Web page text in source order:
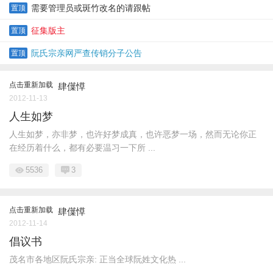
置顶 需要管理员或斑竹改名的请跟帖
置顶 征集版主
置顶 阮氏宗亲网严查传销分子公告
点击重新加载 肆僷愺
2012-11-13
人生如梦
人生如梦，亦非梦，也许好梦成真，也许恶梦一场，然而无论你正
在经历着什么，都有必要温习一下所 ...
5536 3
点击重新加载 肆僷愺
2012-11-14
倡议书
茂名市各地区阮氏宗亲: 正当全球阮姓文化热 ...